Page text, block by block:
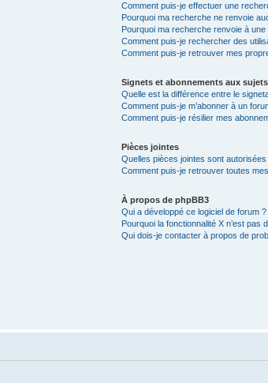
Comment puis-je effectuer une
Pourquoi ma recherche ne renvoie
Pourquoi ma recherche renvoie à une
Comment puis-je rechercher des
Comment puis-je retrouver mes
Signets et abonnements aux sujets
Quelle est la différence entre le
Comment puis-je m’abonner à un
Comment puis-je résilier mes
Pièces jointes
Quelles pièces jointes sont
Comment puis-je retrouver toutes
À propos de phpBB3
Qui a développé ce logiciel de forum ?
Pourquoi la fonctionnalité X n’est pas
Qui dois-je contacter à propos de